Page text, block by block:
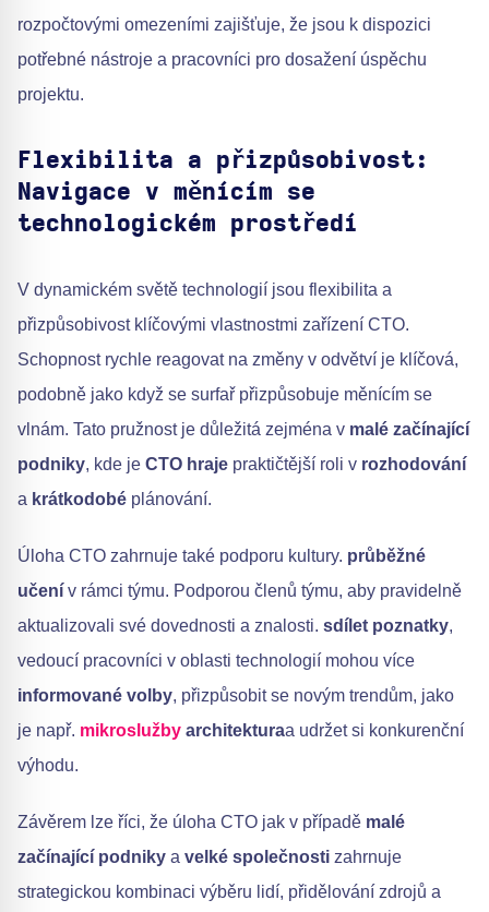
rozpočtovými omezeními zajišťuje, že jsou k dispozici
potřebné nástroje a pracovníci pro dosažení úspěchu
projektu.
Flexibilita a přizpůsobivost:
Navigace v měnícím se
technologickém prostředí
V dynamickém světě technologií jsou flexibilita a
přizpůsobivost klíčovými vlastnostmi zařízení CTO.
Schopnost rychle reagovat na změny v odvětví je klíčová,
podobně jako když se surfař přizpůsobuje měnícím se
vlnám. Tato pružnost je důležitá zejména v malé začínající
podniky, kde je CTO hraje praktičtější roli v rozhodování
a krátkodobé plánování.
Úloha CTO zahrnuje také podporu kultury. průběžné
učení v rámci týmu. Podporou členů týmu, aby pravidelně
aktualizovali své dovednosti a znalosti. sdílet poznatky,
vedoucí pracovníci v oblasti technologií mohou více
informované volby, přizpůsobit se novým trendům, jako
je např. mikroslužby architekturaa udržet si konkurenční
výhodu.
Závěrem lze říci, že úloha CTO jak v případě malé
začínající podniky a velké společnosti zahrnuje
strategickou kombinaci výběru lidí, přidělování zdrojů a